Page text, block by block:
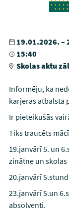
19.01.2026. –
15:40
Skolas aktu
Informēju, ka
karjeras atbalsta
Ir pieteikušās
Tiks traucēts
19.janvārī 5. un
zinātne un
20.janvārī
23.janvārī 5.un
absolventi.